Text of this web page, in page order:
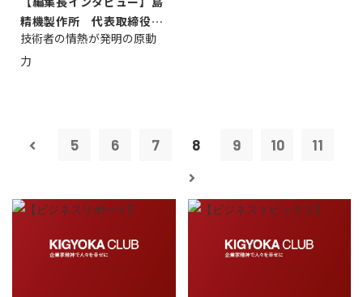
精機製作所 代表取締役
社 長 島 正...
技術者の情熱が発明の原動
力
5 6 7 8 9 10 11